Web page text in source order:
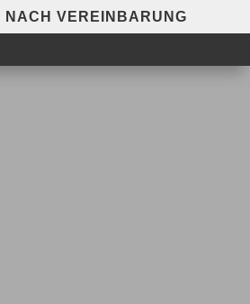
NACH VEREINBARUNG